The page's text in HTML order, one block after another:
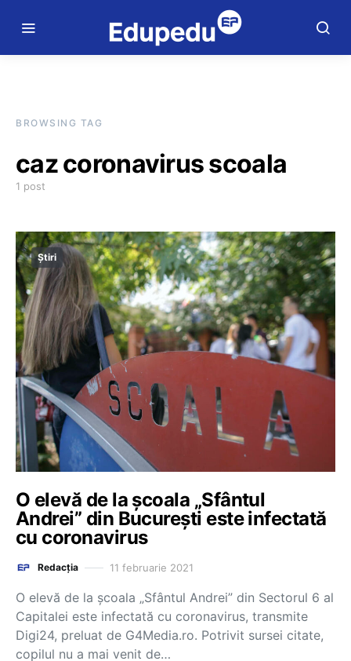
BROWSING TAG
caz coronavirus scoala
1 post
Știri
O elevă de la școala „Sfântul
Andrei” din București este infectată
cu coronavirus
Redacția 11 februarie 2021
O elevă de la școala „Sfântul Andrei” din Sectorul 6 al
Capitalei este infectată cu coronavirus, transmite
Digi24, preluat de G4Media.ro. Potrivit sursei citate,
copilul nu a mai venit de…